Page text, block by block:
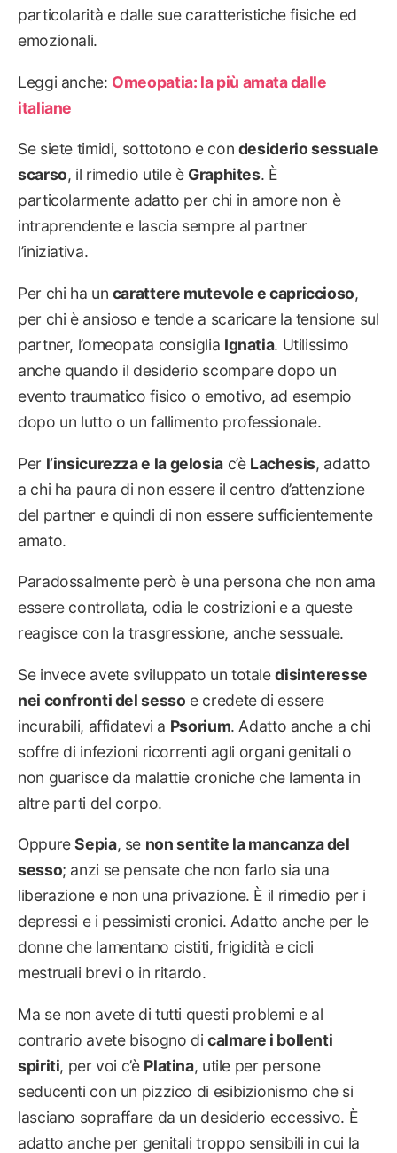
particolarità e dalle sue caratteristiche fisiche ed
emozionali.
Leggi anche: Omeopatia: la più amata dalle
italiane
Se siete timidi, sottotono e con desiderio sessuale
scarso, il rimedio utile è Graphites. È
particolarmente adatto per chi in amore non è
intraprendente e lascia sempre al partner
l’iniziativa.
Per chi ha un carattere mutevole e capriccioso,
per chi è ansioso e tende a scaricare la tensione sul
partner, l’omeopata consiglia Ignatia. Utilissimo
anche quando il desiderio scompare dopo un
evento traumatico fisico o emotivo, ad esempio
dopo un lutto o un fallimento professionale.
Per l’insicurezza e la gelosiac’è Lachesis, adatto
a chi ha paura di non essere il centro d’attenzione
del partner e quindi di non essere sufficientemente
amato.
Paradossalmente però è una persona che non ama
essere controllata, odia le costrizioni e a queste
reagisce con la trasgressione, anche sessuale.
Se invece avete sviluppato un totaledisinteresse
nei confronti del sesso e credete di essere
incurabili, affidatevi a Psorium. Adatto anche a chi
soffre di infezioni ricorrenti agli organi genitali o
non guarisce da malattie croniche che lamenta in
altre parti del corpo.
OppureSepia, se non sentite la mancanza del
sesso; anzi se pensate che non farlo sia una
liberazione e non una privazione. È il rimedio per i
depressi e i pessimisti cronici. Adatto anche per le
donne che lamentano cistiti, frigidità e cicli
mestruali brevi o in ritardo.
Ma se non avete di tutti questi problemi e al
contrario avete bisogno dicalmare i bollenti
spiriti, per voi c’è Platina, utile per persone
seducenti con un pizzico di esibizionismo che si
lasciano sopraffare da un desiderio eccessivo. È
adatto anche per genitali troppo sensibili in cui la